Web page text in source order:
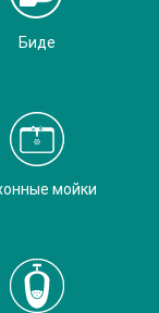
Биде
мойки